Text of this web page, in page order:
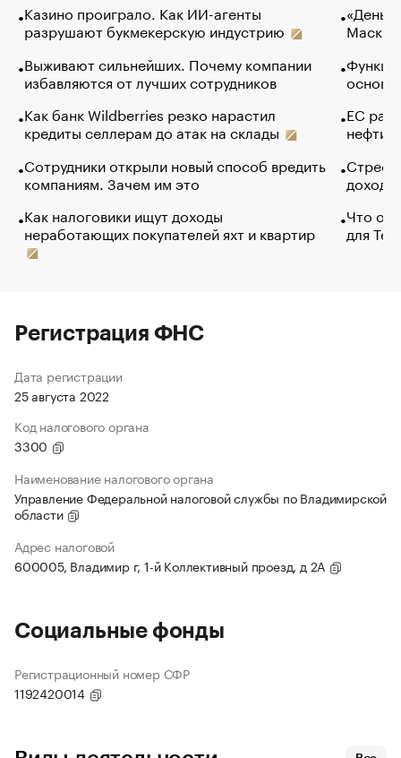
Казино проиграло. Как ИИ-агенты
разрушают букмекерскую индустрию
Выживают сильнейших. Почему компании
избавляются от лучших сотрудников
Как банк Wildberries резко нарастил
кредиты селлерам до атак на склады
Сотрудники открыли новый способ вредить
компаниям. Зачем им это
Как налоговики ищут доходы
неработающих покупателей яхт и квартир
Маск в
основ
ЕС
нефти
Что
для
Регистрация ФНС
Дата регистрации
25 августа 2022
Код налогового органа
3300
Наименование налогового органа
Управление Федеральной налоговой службы по Владимирской
области
Адрес налоговой
600005, Владимир г, 1-й Коллективный проезд, д 2А
Социальные фонды
Регистрационный номер СФР
1192420014